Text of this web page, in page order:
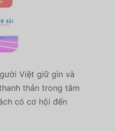
Việt giữ gìn và
thản trong tâm
có cơ hội đến